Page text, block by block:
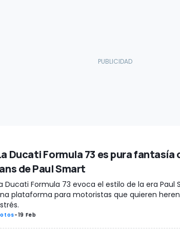
Ducati Formula 73 es pura fantasía
de Paul Smart
Ducati Formula 73 evoca el estilo de la era Paul
plataforma para motoristas que quieren
-19 Feb